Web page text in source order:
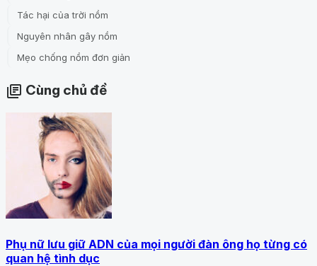
Tác hại của trời nồm
Nguyên nhân gây nồm
Mẹo chống nồm đơn giản
library_books Cùng chủ đề
Phụ nữ lưu giữ ADN của mọi người đàn ông họ từng có
quan hệ tình dục